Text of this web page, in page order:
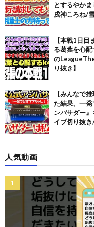
とするやか
戌神ころね/
【本戦1日
る葛葉を心
の
り抜き】
【みんなで
た結果、一
ンバサダー
イブ切り抜き
人気動画